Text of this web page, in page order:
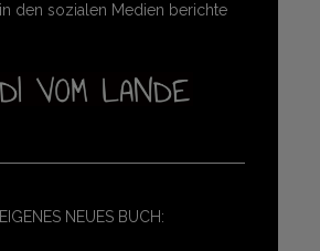
den sozialen Medien berichte
NEUES BUCH: